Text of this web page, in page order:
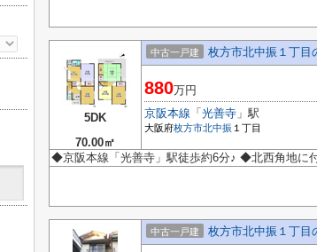
5DK
70.00㎡
中古一戸建 枚方市北中振１丁目
880万円
京阪本線 「 光善寺 」駅
大阪府枚方市北中振 １丁目
◆京阪本線「光善寺」駅徒歩約6分♪ ◆北西角地に
中古一戸建 枚方市北中振１丁目